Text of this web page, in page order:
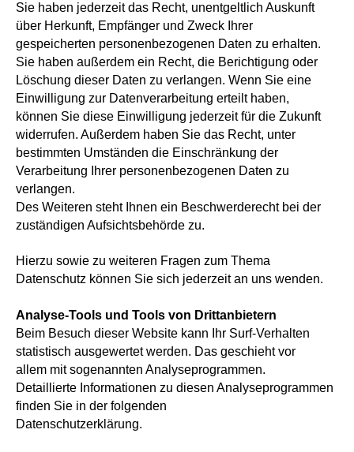
Sie haben jederzeit das Recht, unentgeltlich Auskunft
über Herkunft, Empfänger und Zweck Ihrer
gespeicherten personenbezogenen Daten zu erhalten.
Sie haben außerdem ein Recht, die Berichtigung oder
Löschung dieser Daten zu verlangen. Wenn Sie eine
Einwilligung zur Datenverarbeitung erteilt haben,
können Sie diese Einwilligung jederzeit für die Zukunft
widerrufen. Außerdem haben Sie das Recht, unter
bestimmten Umständen die Einschränkung der
Verarbeitung Ihrer personenbezogenen Daten zu
verlangen.
Des Weiteren steht Ihnen ein Beschwerderecht bei der
zuständigen Aufsichtsbehörde zu.
Hierzu sowie zu weiteren Fragen zum Thema
Datenschutz können Sie sich jederzeit an uns wenden.
Analyse-Tools und Tools von Drittanbietern
Beim Besuch dieser Website kann Ihr Surf-Verhalten
statistisch ausgewertet werden. Das geschieht vor
allem mit sogenannten Analyseprogrammen.
Detaillierte Informationen zu diesen Analyseprogrammen
finden Sie in der folgenden
Datenschutzerklärung.